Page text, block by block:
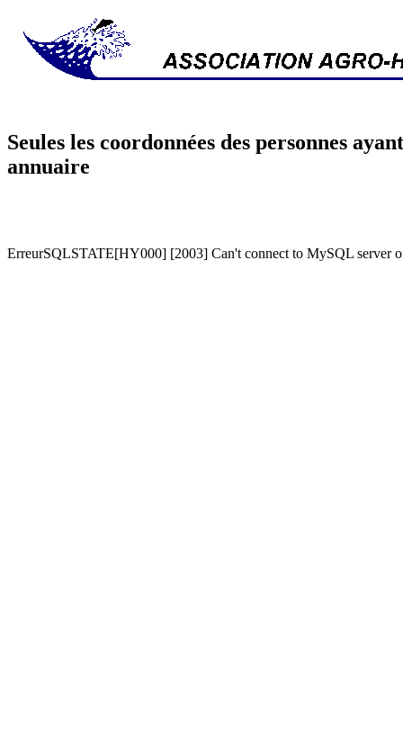
Seules les coordonnées des personnes
annuaire
ErreurSQLSTATE[HY000] [2003] Can't connect to MySQL server